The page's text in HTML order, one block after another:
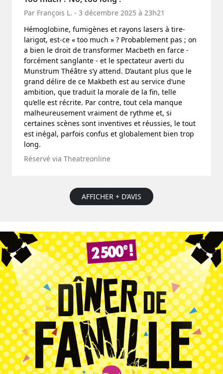
Par François L. - 3 décembre 2025 à 23h21
Hémoglobine, fumigènes et rayons lasers à tire-
larigot, est-ce « too much » ? Probablement pas ; on
a bien le droit de transformer Macbeth en farce -
forcément sanglante - et le spectateur averti du
Munstrum Théâtre s’y attend. D’autant plus que le
grand délire de ce Makbeth est au service d’une
ambition, que traduit la morale de la fin, telle
qu’elle est récrite. Par contre, tout cela manque
malheureusement vraiment de rythme et, si
certaines scènes sont inventives et réussies, le tout
est inégal, parfois confus et globalement bien trop
long.
Réservé via Theatreonline
AFFICHER + D’AVIS